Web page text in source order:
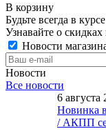
В корзину
Будьте всегда в
Узнавайте о
Новости
Новости
Все новости
6 августа
Новинка
/ АКПП